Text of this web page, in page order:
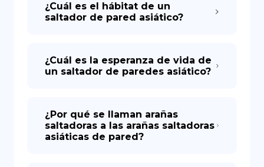
¿Cuál es el hábitat de un
saltador de pared asiático?
¿Cuál es la esperanza de vida de
un saltador de paredes asiático?
¿Por qué se llaman arañas
saltadoras a las arañas saltadoras
asiáticas de pared?